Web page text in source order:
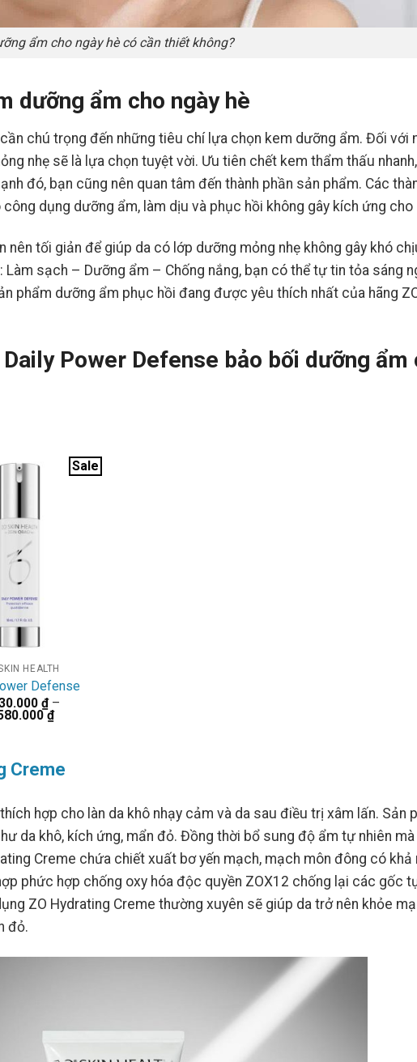
ẩm cho ngày hè có cần thiết không?
dưỡng ẩm cho ngày hè
chú trọng đến những tiêu chí lựa chọn kem dưỡng ẩm. Đối với
nhẹ sẽ là lựa chọn tuyệt vời. Ưu tiên chết kem thẩm thấu
đó, bạn cũng nên quan tâm đến thành phần sản phẩm. Các
dụng dưỡng ẩm, làm dịu và phục hồi không gây kích ứng cho
nên tối giản để giúp da có lớp dưỡng mỏng nhẹ không gây khó
sạch – Dưỡng ẩm – Chống nắng, bạn có thể tự tin tỏa sáng
phẩm dưỡng ẩm phục hồi đang được yêu thích nhất của hãng
Power Defense bảo bối dưỡng ẩm
Sale
HEALTH
Defense
₫ –
₫Khoảng
giá:
đến
5.580.000 ₫
Creme
hợp cho làn da khô nhạy cảm và da sau điều trị xâm lấn. Sản
da khô, kích ứng, mẩn đỏ. Đồng thời bổ sung độ ẩm tự nhiên mà
Creme chứa chiết xuất bơ yến mạch, mạch môn đông có khả
phức hợp chống oxy hóa độc quyền ZOX12 chống lại các gốc
ZO Hydrating Creme thường xuyên sẽ giúp da trở nên khỏe
đỏ.